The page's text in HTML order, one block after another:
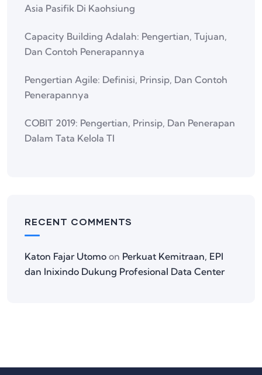
Asia Pasifik Di Kaohsiung
Capacity Building Adalah: Pengertian, Tujuan,
Dan Contoh Penerapannya
Pengertian Agile: Definisi, Prinsip, Dan Contoh
Penerapannya
COBIT 2019: Pengertian, Prinsip, Dan Penerapan
Dalam Tata Kelola TI
RECENT COMMENTS
Katon Fajar Utomo on Perkuat Kemitraan, EPI
dan Inixindo Dukung Profesional Data Center